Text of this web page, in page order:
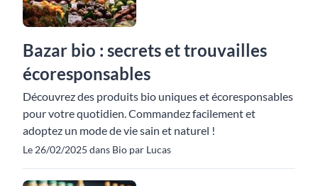
Bazar bio : secrets et trouvailles
écoresponsables
Découvrez des produits bio uniques et écoresponsables
pour votre quotidien. Commandez facilement et
adoptez un mode de vie sain et naturel !
Le 26/02/2025 dans Bio par Lucas